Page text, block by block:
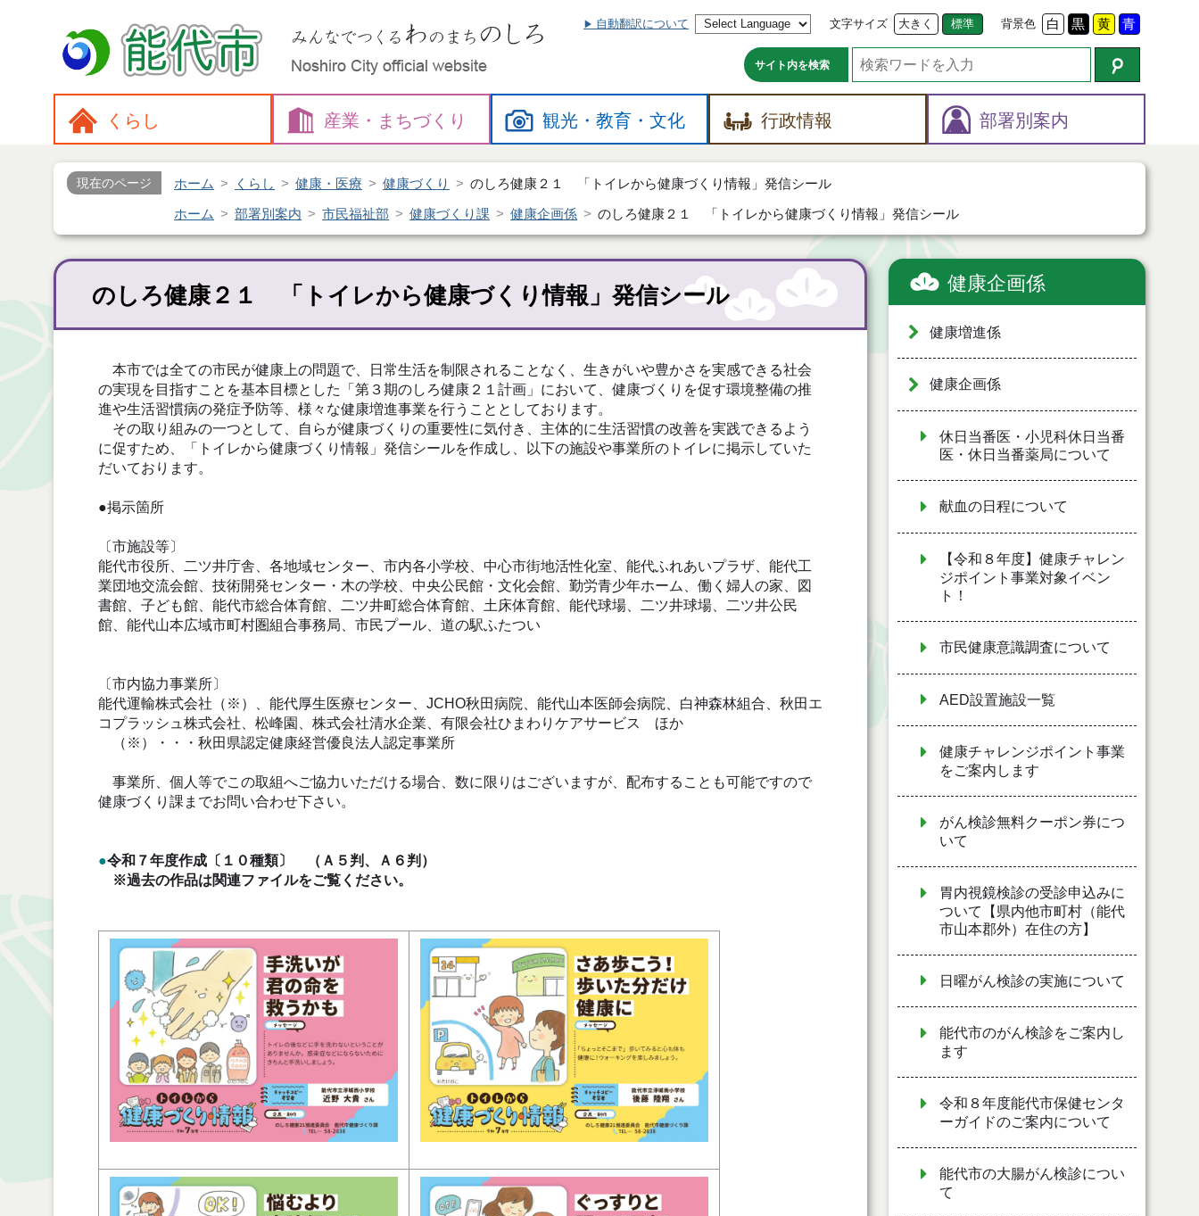
自動翻訳について 文字サイズ 大きく 標準 背景色 白 黒 黄 青
サイト内を検索
くらし 産業・ まちづくり 観光・教育・文化 行政情報 部署別案内
現在のページ ホーム くらし 健康・医療 健康づくり のしろ健康２１ 「トイレから健康づくり情報」発信シール
ホーム 部署別案内 市民福祉部 健康づくり課 健康企画係 のしろ健康２１ 「トイレから健康づくり情報」発信シール
のしろ健康２１ 「トイレから健康づくり情報」発信シール
本市では全ての市民が健康上の問題で、日常生活を制限されることなく、生きがいや豊かさを実感できる社会
の実現を目指すことを基本目標とした「第３期のしろ健康２１計画」において、健康づくりを促す環境整備の推
進や生活習慣病の発症予防等、様々な健康増進事業を行うこととしております。
その取り組みの一つとして、自らが健康づくりの重要性に気付き、主体的に生活習慣の改善を実践できるよう
に促すため、「トイレから健康づくり情報」発信シールを作成し、以下の施設や事業所のトイレに掲示していた
だいております。
●掲示箇所
〔市施設等〕
能代市役所、二ツ井庁舎、各地域センター、市内各小学校、中心市街地活性化室、能代ふれあいプラザ、能代工
業団地交流会館、技術開発センター・木の学校、中央公民館・文化会館、勤労青少年ホーム、働く婦人の家、図
書館、子ども館、能代市総合体育館、二ツ井町総合体育館、土床体育館、能代球場、二ツ井球場、二ツ井公民
館、能代山本広域市町村圏組合事務局、市民プール、道の駅ふたつい
〔市内協力事業所〕
能代運輸株式会社（※）、能代厚生医療センター、JCHO秋田病院、能代山本医師会病院、白神森林組合、秋田エ
コプラッシュ株式会社、松峰園、株式会社清水企業、有限会社ひまわりケアサービス ほか
（※）・・・秋田県認定健康経営優良法人認定事業所
事業所、個人等でこの取組へご協力いただける場合、数に限りはございますが、配布することも可能ですので
健康づくり課までお問い合わせ下さい。
●令和７年度作成〔１０種類〕 （Ａ５判、Ａ６判）
※過去の作品は関連ファイルをご覧ください。
健康企画係
健康増進係
健康企画係
休日当番医・小児科休日当番
医・休日当番薬局について
献血の日程について
【令和８年度】健康チャレン
ジポイント事業対象イベン
ト！
市民健康意識調査について
AED設置施設一覧
健康チャレンジポイント事業
をご案内します
がん検診無料クーポン券につ
いて
胃内視鏡検診の受診申込みに
ついて【県内他市町村（能代
市山本郡外）在住の方】
日曜がん検診の実施について
能代市のがん検診をご案内し
ます
令和８年度能代市保健センタ
ーガイドのご案内について
能代市の大腸がん検診につい
て